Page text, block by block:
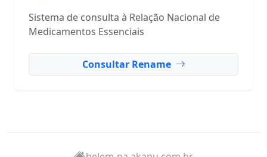
Sistema de consulta à Relação Nacional de
Medicamentos Essenciais
Consultar Rename